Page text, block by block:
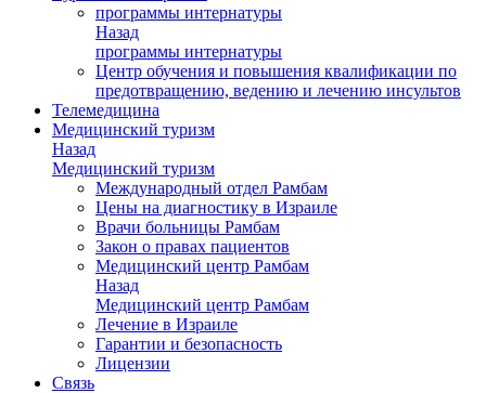
программы интернатуры
Назад
программы интернатуры
Центр обучения и повышения квалификации по
предотвращению, ведению и лечению инсультов
Телемедицина
Медицинский туризм
Назад
Медицинский туризм
Международный отдел Рамбам
Цены на диагностику в Израиле
Врачи больницы Рамбам
Закон о правах пациентов
Медицинский центр Рамбам
Назад
Медицинский центр Рамбам
Лечение в Израиле
Гарантии и безопасность
Лицензии
Связь